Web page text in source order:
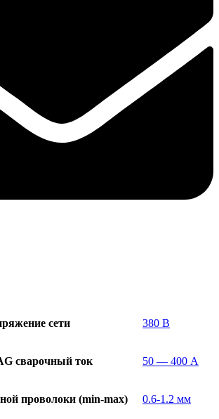
сети 380 В
cварочный ток 50 — 400 А
проволоки (min-max) 0.6-1.2 мм